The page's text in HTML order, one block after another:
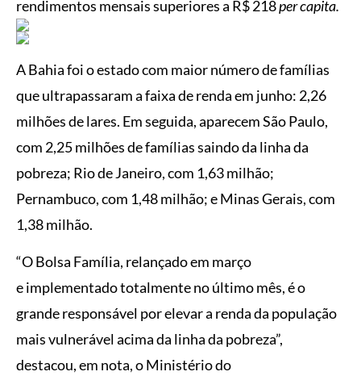
rendimentos mensais superiores a R$ 218per capita.
A Bahia foi o estado com maior número de famílias
que ultrapassaram a faixa de renda em junho: 2,26
milhões de lares. Em seguida, aparecem São Paulo,
com 2,25 milhões de famílias saindo da linha da
pobreza; Rio de Janeiro, com 1,63 milhão;
Pernambuco, com 1,48 milhão; e Minas Gerais, com
1,38 milhão.
“O Bolsa Família, relançado em março
e implementado totalmente no último mês, é o
grande responsável por elevar a renda da população
mais vulnerável acima da linha da pobreza”,
destacou, em nota, o Ministério do